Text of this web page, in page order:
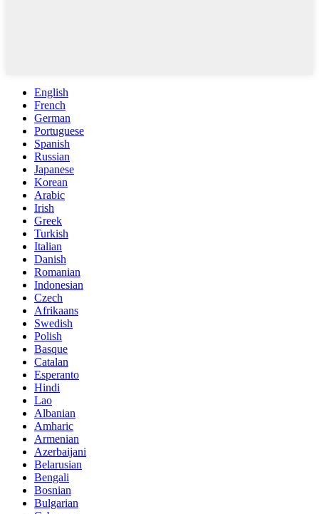
English
French
German
Portuguese
Spanish
Russian
Japanese
Korean
Arabic
Irish
Greek
Turkish
Italian
Danish
Romanian
Indonesian
Czech
Afrikaans
Swedish
Polish
Basque
Catalan
Esperanto
Hindi
Lao
Albanian
Amharic
Armenian
Azerbaijani
Belarusian
Bengali
Bosnian
Bulgarian